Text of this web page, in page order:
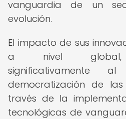
vanguardia de un
evolución.
El impacto de sus
a nivel global,
democratización de
través de la
tecnológicas de